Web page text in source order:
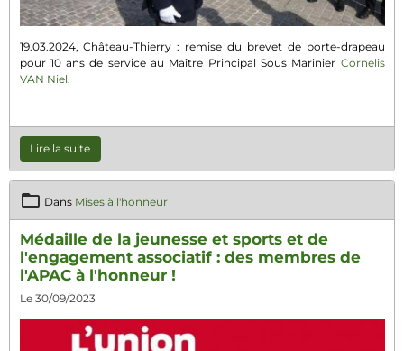
19.03.2024, Château-Thierry : remise du brevet de porte-drapeau
pour 10 ans de service au Maître Principal Sous Marinier Cornelis
VAN Niel.
Lire la suite
Dans Mises à l'honneur
Médaille de la jeunesse et sports et de
l'engagement associatif : des membres de
l'APAC à l'honneur !
Le 30/09/2023